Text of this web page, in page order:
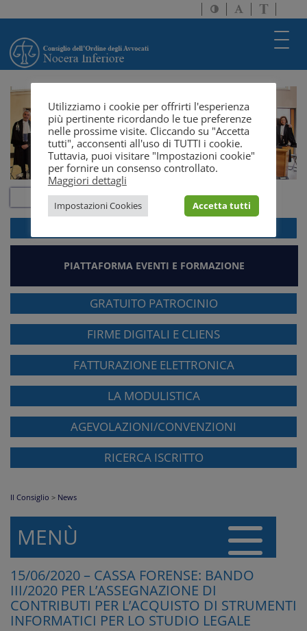
Attiva/disattiva
alto
Attiva/
dimensione
a
solo
PIATTAFORMA EVENTI E FORMAZIONE
GRATUITO PATROCINIO
FIRME DIGITALI E CLIENS
FATTURAZIONE ELETTRONICA
LA MODULISTICA
AGEVOLAZIONI/CONVENZIONI
RICERCA ISCRITTO
Il Consiglio > News
MENÙ
15/06/2020 – CASSA FORENSE: BANDO
III/2020 PER L’ASSEGNAZIONE DI
CONTRIBUTI PER L’ACQUISTO DI STRUMENTI
INFORMATICI PER LO STUDIO LEGALE
Utilizziamo i cookie per offrirti l'esperienza
più pertinente ricordando le tue preferenze
nelle prossime visite. Cliccando su "Accetta
tutti", acconsenti all'uso di TUTTI i cookie.
Tuttavia, puoi visitare "Impostazioni cookie"
per fornire un consenso controllato.
Maggiori dettagli
Impostazioni Cookies Accetta tutti